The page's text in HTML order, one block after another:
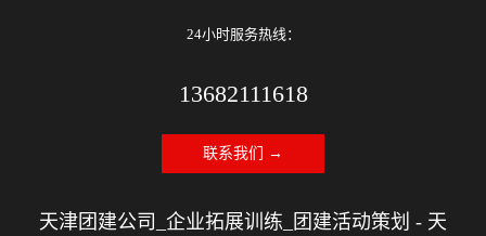
24小时服务热线：
13682111618
联系我们 →
天津团建公司_企业拓展训练_团建活动策划 - 天